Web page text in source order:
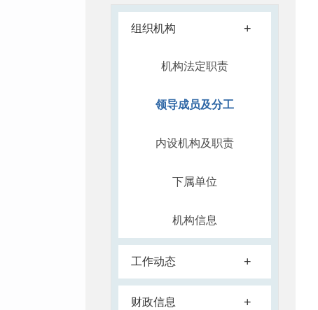
组织机构 +
机构法定职责
领导成员及分工
内设机构及职责
下属单位
机构信息
工作动态 +
财政信息 +